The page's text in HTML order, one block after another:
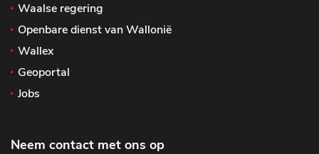
Waalse regering
Openbare dienst van Wallonië
Wallex
Geoportal
Jobs
Neem contact met ons op